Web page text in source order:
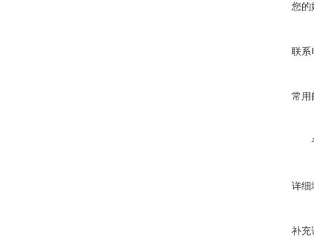
您的
联系
常用
详细
补充